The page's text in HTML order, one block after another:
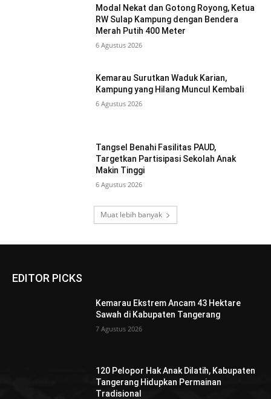
Modal Nekat dan Gotong Royong, Ketua
RW Sulap Kampung dengan Bendera
Merah Putih 400 Meter
6 Agustus 2026
Kemarau Surutkan Waduk Karian,
Kampung yang Hilang Muncul Kembali
6 Agustus 2026
Tangsel Benahi Fasilitas PAUD,
Targetkan Partisipasi Sekolah Anak
Makin Tinggi
6 Agustus 2026
Muat lebih banyak
EDITOR PICKS
Kemarau Ekstrem Ancam 43 Hektare
Sawah di Kabupaten Tangerang
7 Agustus 2026
120 Pelopor Hak Anak Dilatih, Kabupaten
Tangerang Hidupkan Permainan
Tradisional